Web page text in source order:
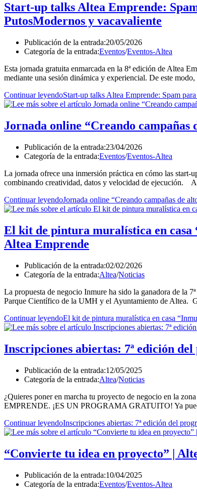
Start-up talks Altea Emprende:
PutosModernos y vacavaliente
Publicación de la entrada:20/05/2026
Categoría de la entrada:Eventos/Eventos-Altea
Esta jornada gratuita enmarcada en la 8ª edición de Altea
mediante una sesión dinámica y experiencial. De este
Continuar leyendoStart-up talks Altea Emprende: Spam
Jornada online “Creando campañas
Publicación de la entrada:23/04/2026
Categoría de la entrada:Eventos/Eventos-Altea
La jornada ofrece una inmersión práctica en cómo las
combinando creatividad, datos y velocidad de ejecución.
Continuar leyendoJornada online “Creando campañas de
El kit de pintura muralística en casa
Altea Emprende
Publicación de la entrada:02/02/2026
Categoría de la entrada:Altea/Noticias
La propuesta de negocio Inmure ha sido la ganadora de la
Parque Científico de la UMH y el Ayuntamiento de Altea.
Continuar leyendoEl kit de pintura muralística en casa
Inscripciones abiertas: 7ª edición
Publicación de la entrada:12/05/2025
Categoría de la entrada:Altea/Noticias
¿Quieres poner en marcha tu proyecto de negocio en la
EMPRENDE. ¡ES UN PROGRAMA GRATUITO! Ya
Continuar leyendoInscripciones abiertas: 7ª edición del
“Convierte tu idea en proyecto” |
Publicación de la entrada:10/04/2025
Categoría de la entrada:Eventos/Eventos-Altea